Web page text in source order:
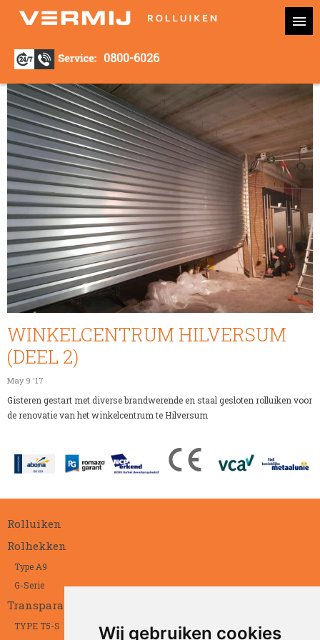
Wij gebruiken cookies
0800-6026
WINKELCENTRUM HILVERSUM
(DEEL 2)
May 9 '17
Gisteren gestart met diverse brandwerende en staal gesloten rolluiken voor
de renovatie van het winkelcentrum te Hilversum
Rolluiken
Rolhekken
Type A9
G-Serie
Transparant
TYPE T5-S